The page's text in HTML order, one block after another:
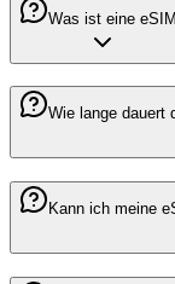
Was ist eine
Wie lange dauert
Kann ich meine